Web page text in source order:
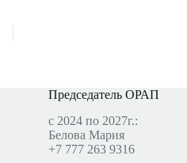
Председатель ОРАП
с 2024 по 2027г.:
Белова Мария
+7 777 263 9316